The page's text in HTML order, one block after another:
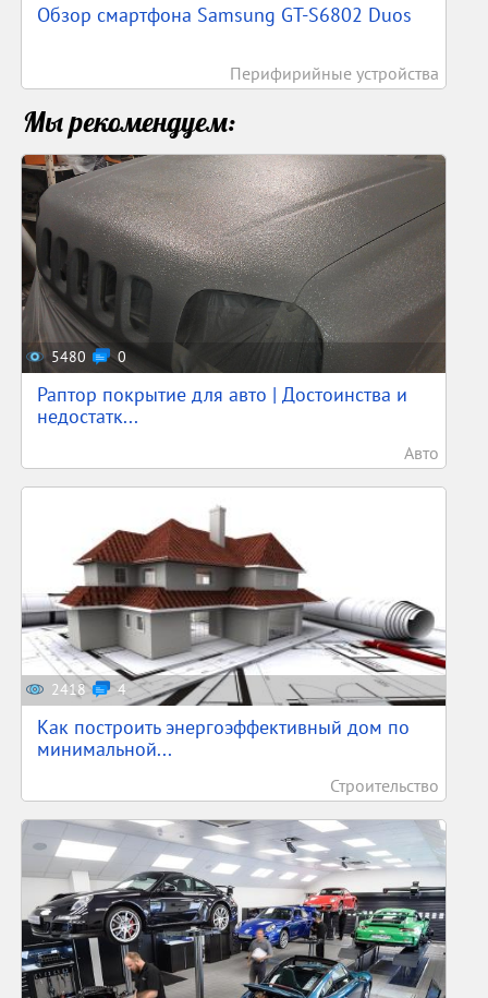
Обзор смартфона Samsung GT-S6802 Duos
Перифирийные устройства
Мы рекомендуем:
5480 0
Раптор покрытие для авто | Достоинства и
недостатк...
Авто
2418 4
Как построить энергоэффективный дом по
минимальной...
Строительство